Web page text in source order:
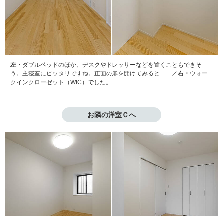
左・ ダブルベッドのほか、デスクやドレッサーなどを置くこともできそ
う。主寝室にピッタリですね。正面の扉を開けてみると……／右・ ウォー
クインクローゼット（WIC）でした。
お隣の洋室Ｃへ